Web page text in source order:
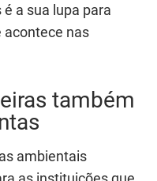
a sua lupa para
acontece nas
também
ambientais